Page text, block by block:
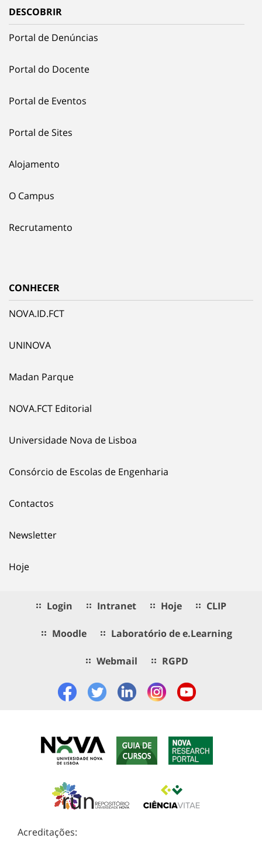
DESCOBRIR
Portal de Denúncias
Portal do Docente
Portal de Eventos
Portal de Sites
Alojamento
O Campus
Recrutamento
CONHECER
NOVA.ID.FCT
UNINOVA
Madan Parque
NOVA.FCT Editorial
Universidade Nova de Lisboa
Consórcio de Escolas de Engenharia
Contactos
Newsletter
Hoje
Login Intranet Hoje CLIP
Moodle Laboratório de e.Learning
Webmail RGPD
Acreditações: